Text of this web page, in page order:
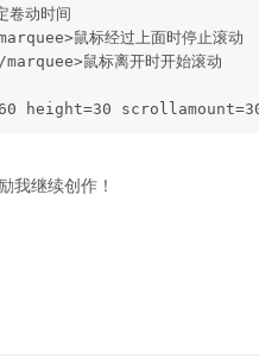
动时间
鼠标经过上面时停止滚动
鼠标离开时开始滚动
我继续创作！